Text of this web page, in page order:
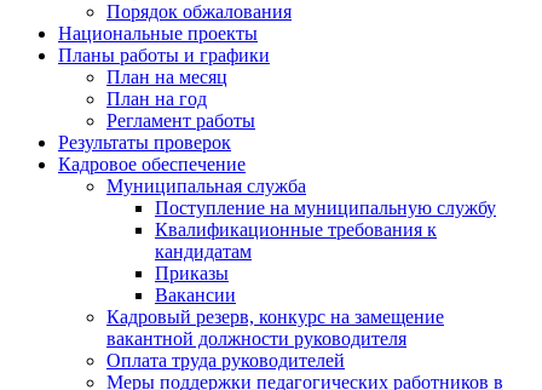
Порядок обжалования
Национальные проекты
Планы работы и графики
План на месяц
План на год
Регламент работы
Результаты проверок
Кадровое обеспечение
Муниципальная служба
Поступление на муниципальную службу
Квалификационные требования к
кандидатам
Приказы
Вакансии
Кадровый резерв, конкурс на замещение
вакантной должности руководителя
Оплата труда руководителей
Меры поддержки педагогических работников в